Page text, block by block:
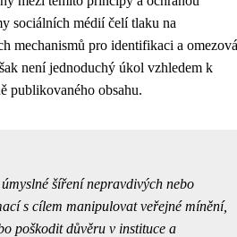
sociálních médií čelí tlaku na
mechanismů pro identifikaci a
není jednoduchý úkol vzhledem k
publikovaného obsahu.
šíření nepravdivých nebo
s cílem manipulovat veřejné mínění,
poškodit důvěru v instituce a